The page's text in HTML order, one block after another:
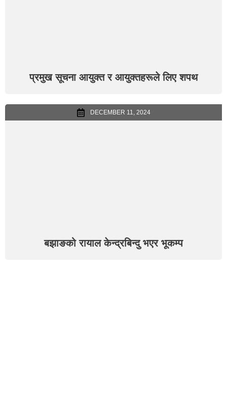
प्रमुख सूचना आयुक्त र आयुक्तहरूले लिए शपथ
DECEMBER 11, 2024
बझाङको रायाल केन्द्रबिन्दु भएर भूकम्प